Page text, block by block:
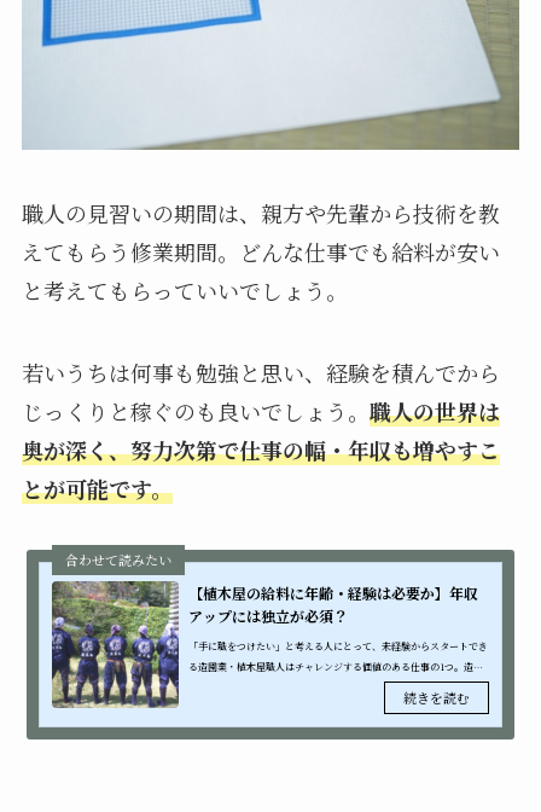
職人の見習いの期間は、親方や先輩から技術を教
えてもらう修業期間。どんな仕事でも給料が安い
と考えてもらっていいでしょう。
若いうちは何事も勉強と思い、経験を積んでから
じっくりと稼ぐのも良いでしょう。 職人の世界は
奥が深く、努力次第で仕事の幅・年収も増やすこ
とが可能です。
【植木屋の給料に年齢・経験は必要か】年収
アップには独立が必須？
「手に職をつけたい」と考える人にとって、未経験からスタートでき
る造園業・植木屋職人はチャレンジする価値のある仕事の1つ。造園